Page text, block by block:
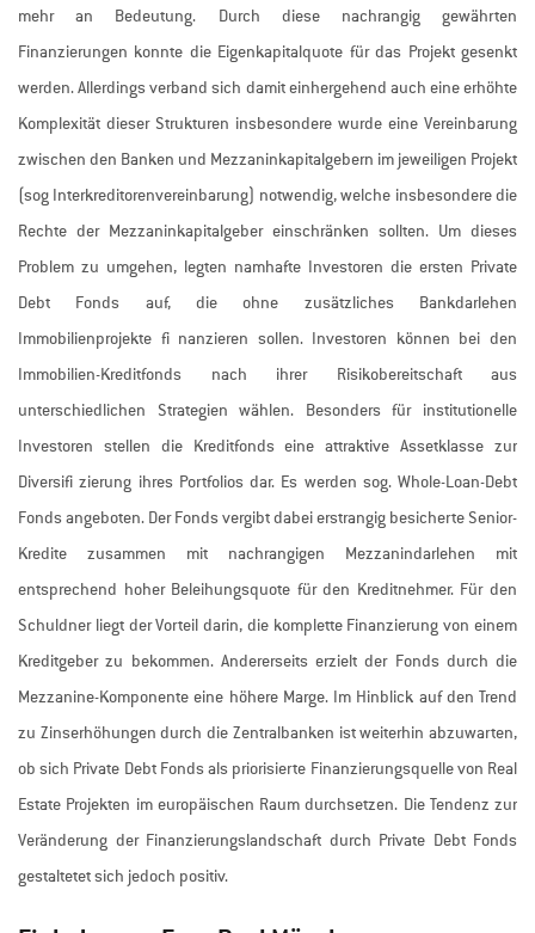
mehr an Bedeutung. Durch diese nachrangig gewährten
Finanzierungen konnte die Eigenkapitalquote für das Projekt gesenkt
werden. Allerdings verband sich damit einhergehend auch eine erhöhte
Komplexität dieser Strukturen insbesondere wurde eine Vereinbarung
zwischen den Banken und Mezzaninkapitalgebern im jeweiligen Projekt
(sog Interkreditorenvereinbarung) notwendig, welche insbesondere die
Rechte der Mezzaninkapitalgeber einschränken sollten. Um dieses
Problem zu umgehen, legten namhafte Investoren die ersten Private
Debt Fonds auf, die ohne zusätzliches Bankdarlehen
Immobilienprojekte fi nanzieren sollen. Investoren können bei den
Immobilien-Kreditfonds nach ihrer Risikobereitschaft aus
unterschiedlichen Strategien wählen. Besonders für institutionelle
Investoren stellen die Kreditfonds eine attraktive Assetklasse zur
Diversifi zierung ihres Portfolios dar. Es werden sog. Whole-Loan-Debt
Fonds angeboten. Der Fonds vergibt dabei erstrangig besicherte Senior-
Kredite zusammen mit nachrangigen Mezzanindarlehen mit
entsprechend hoher Beleihungsquote für den Kreditnehmer. Für den
Schuldner liegt der Vorteil darin, die komplette Finanzierung von einem
Kreditgeber zu bekommen. Andererseits erzielt der Fonds durch die
Mezzanine-Komponente eine höhere Marge. Im Hinblick auf den Trend
zu Zinserhöhungen durch die Zentralbanken ist weiterhin abzuwarten,
ob sich Private Debt Fonds als priorisierte Finanzierungsquelle von Real
Estate Projekten im europäischen Raum durchsetzen. Die Tendenz zur
Veränderung der Finanzierungslandschaft durch Private Debt Fonds
gestaltetet sich jedoch positiv.